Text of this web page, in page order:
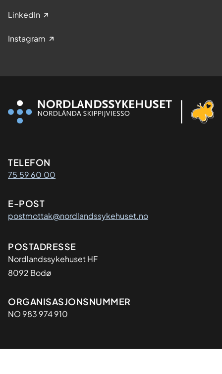
LinkedIn
Instagram
Kontaktinformasjon
TELEFON
75 59 60 00
E-POST
postmottak@nordlandssykehuset.no
Adresse
POSTADRESSE
Nordlandssykehuset HF
8092 Bodø
Organisasjon
ORGANISASJONSNUMMER
NO 983 974 910